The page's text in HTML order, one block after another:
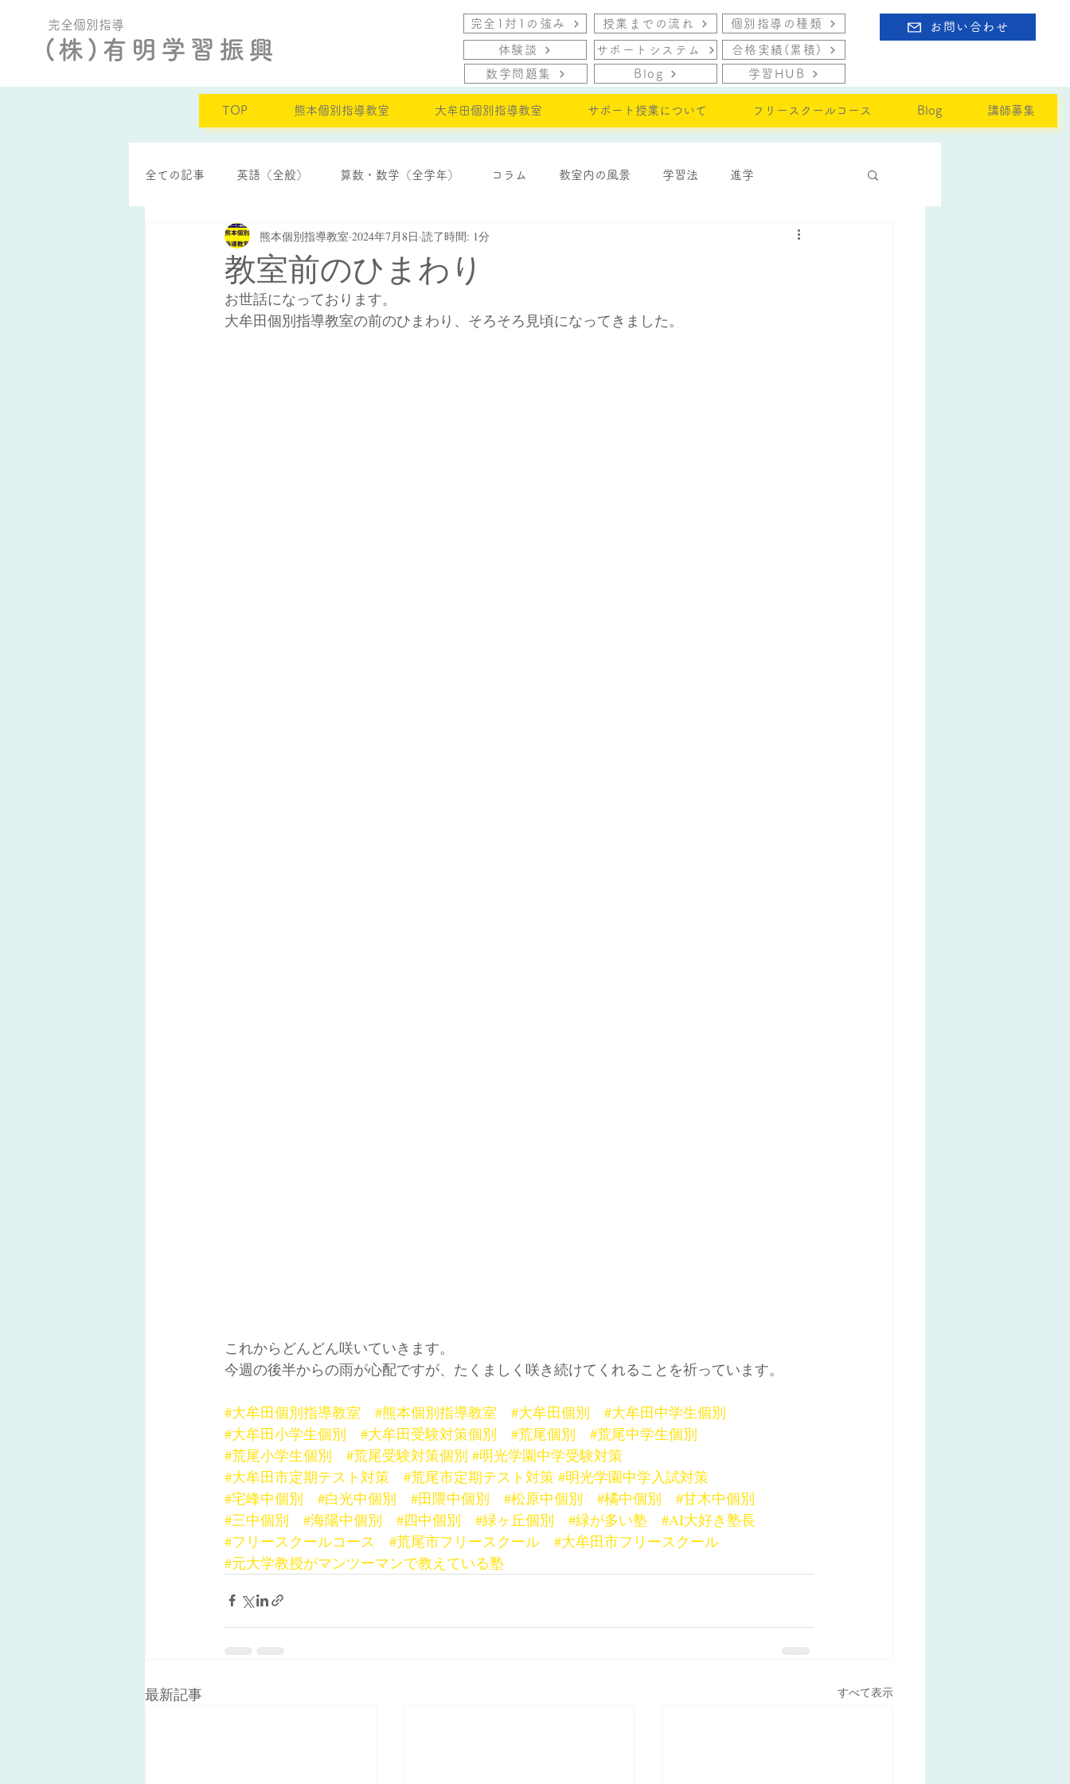
完全個別指導
(株)有明学習振興
完全1対1の強み 授業までの流れ 個別指導の種類
体験談
数学問題集
サポートシステム
合格実績(累積)
Blog
学習HUB
お問い合わせ
TOP 熊本個別指導教室 大牟田個別指導教室 サポート授業について フリースクールコース Blog 講師募集
全ての記事 英語（全般） 算数・数学（全学年） コラム 教室内の風景 学習法 進学
定期テスト結果 自己肯定感・モチベーション
教室前のひまわり
熊本個別指導教室 2024年7月8日 読了時間: 1分
お世話になっております。
大牟田個別指導教室の前のひまわり、そろそろ見頃になってきました。
これからどんどん咲いていきます。
今週の後半からの雨が心配ですが、たくましく咲き続けてくれることを祈っています。
#大牟田個別指導教室 #熊本個別指導教室 #大牟田個別
#大牟田中学生個別
#大牟田小学生個別
#大牟田受験対策個別 #荒尾個別
#荒尾中学生個別
#荒尾小学生個別
#荒尾受験対策個別 #明光学園中学受験対策
#大牟田市定期テスト対策
#荒尾市定期テスト対策 #明光学園中学入試対策
#宅峰中個別
#白光中個別 #田隈中個別 #松原中個別 #橘中個別
#甘木中個別
#三中個別
#海陽中個別 #四中個別 #緑ヶ丘個別 #緑が多い塾
#AI大好き塾長
#フリースクールコース
#荒尾市フリースクール
#大牟田市フリースクール
#元大学教授がマンツーマンで教えている塾
最新記事 すべて表示